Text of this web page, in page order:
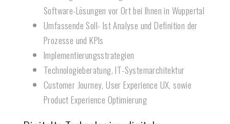
Software-Lösungen vor Ort bei Ihnen in Wuppertal
Umfassende Soll- Ist Analyse und Definition der
Prozesse und KPIs
Implementierungsstrategien
Technologieberatung, IT-Systemarchitektur
Customer Journey, User Experience UX, sowie
Product Experience Optimierung